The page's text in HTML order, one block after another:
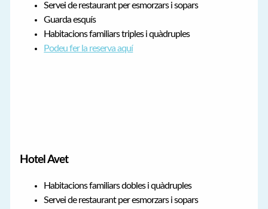
Servei de restaurant per esmorzars i sopars
Guarda esquís
Habitacions familiars triples i quàdruples
Podeu fer la reserva aquí
Hotel Avet
Habitacions familiars dobles i quàdruples
Servei de restaurant per esmorzars i sopars